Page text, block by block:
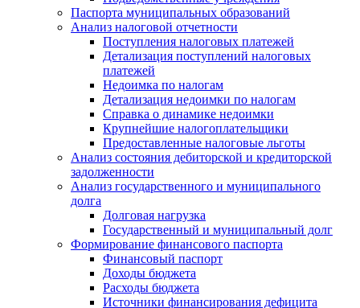
Паспорта муниципальных образований
Анализ налоговой отчетности
Поступления налоговых платежей
Детализация поступлений налоговых
платежей
Недоимка по налогам
Детализация недоимки по налогам
Справка о динамике недоимки
Крупнейшие налогоплательщики
Предоставленные налоговые льготы
Анализ состояния дебиторской и кредиторской
задолженности
Анализ государственного и муниципального
долга
Долговая нагрузка
Государственный и муниципальный долг
Формирование финансового паспорта
Финансовый паспорт
Доходы бюджета
Расходы бюджета
Источники финансирования дефицита